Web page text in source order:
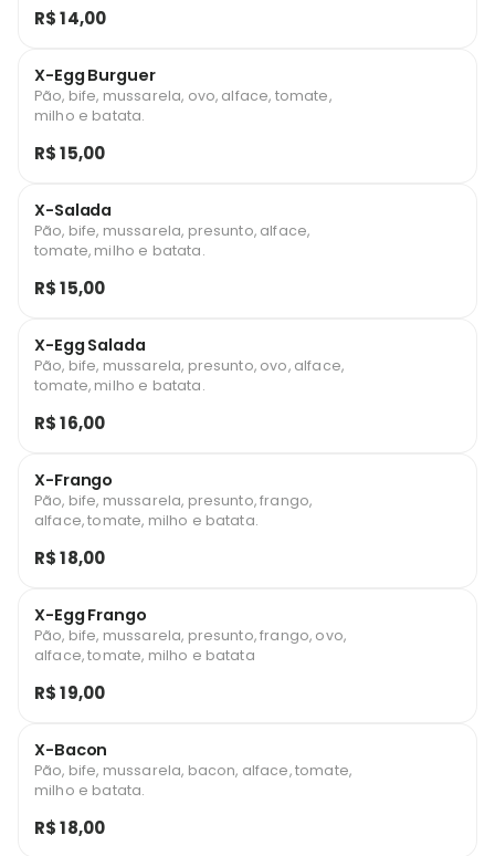
R$ 14,00
X-Egg Burguer
Pão, bife, mussarela, ovo, alface, tomate,
milho e batata.
R$ 15,00
X-Salada
Pão, bife, mussarela, presunto, alface,
tomate, milho e batata.
R$ 15,00
X-Egg Salada
Pão, bife, mussarela, presunto, ovo, alface,
tomate, milho e batata.
R$ 16,00
X-Frango
Pão, bife, mussarela, presunto, frango,
alface, tomate, milho e batata.
R$ 18,00
X-Egg Frango
Pão, bife, mussarela, presunto, frango, ovo,
alface, tomate, milho e batata
R$ 19,00
X-Bacon
Pão, bife, mussarela, bacon, alface, tomate,
milho e batata.
R$ 18,00